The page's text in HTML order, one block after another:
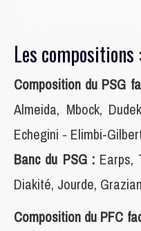
Les compositions :
Composition du PSG
Almeida, Mbock,
Echegini - Elimbi-
Banc du PSG :Earps,
Diakité, Jourde,
Composition du PFC